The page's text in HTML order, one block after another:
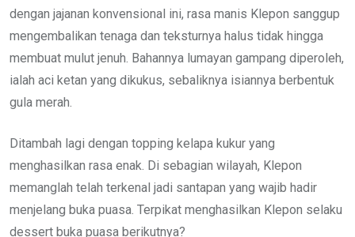
dengan jajanan konvensional ini, rasa manis Klepon sanggup
mengembalikan tenaga dan teksturnya halus tidak hingga
membuat mulut jenuh. Bahannya lumayan gampang diperoleh,
ialah aci ketan yang dikukus, sebaliknya isiannya berbentuk
gula merah.
Ditambah lagi dengan topping kelapa kukur yang
menghasilkan rasa enak. Di sebagian wilayah, Klepon
memanglah telah terkenal jadi santapan yang wajib hadir
menjelang buka puasa. Terpikat menghasilkan Klepon selaku
dessert buka puasa berikutnya?